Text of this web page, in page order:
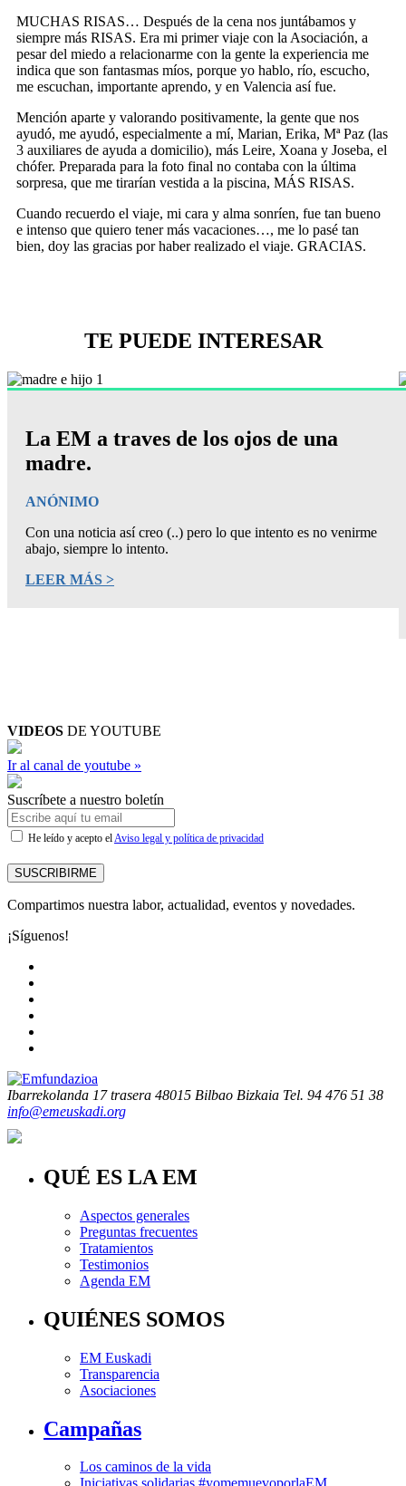
MUCHAS RISAS… Después de la cena nos juntábamos y
siempre más RISAS. Era mi primer viaje con la Asociación, a
pesar del miedo a relacionarme con la gente la experiencia me
indica que son fantasmas míos, porque yo hablo, río, escucho,
me escuchan, importante aprendo, y en Valencia así fue.
Mención aparte y valorando positivamente, la gente que nos
ayudó, me ayudó, especialmente a mí, Marian, Erika, Mª Paz (las
3 auxiliares de ayuda a domicilio), más Leire, Xoana y Joseba, el
chófer. Preparada para la foto final no contaba con la última
sorpresa, que me tirarían vestida a la piscina, MÁS RISAS.
Cuando recuerdo el viaje, mi cara y alma sonríen, fue tan bueno
e intenso que quiero tener más vacaciones…, me lo pasé tan
bien, doy las gracias por haber realizado el viaje. GRACIAS.
TE PUEDE INTERESAR
La EM a traves de los ojos de una
madre.
ANÓNIMO
Con una noticia así creo (..) pero lo que intento es no venirme
abajo, siempre lo intento.
LEER MÁS >
VIDEOS DE YOUTUBE
Ir al canal de youtube »
Suscríbete a nuestro boletín
He leído y acepto elAviso legal y política de privacidad
SUSCRIBIRME
Compartimos nuestra labor, actualidad, eventos y novedades.
¡Síguenos!
Ibarrekolanda 17 trasera 48015 Bilbao Bizkaia Tel. 94 476 51 38
info@emeuskadi.org
QUÉ ES LA EM
Aspectos generales
Preguntas frecuentes
Tratamientos
Testimonios
Agenda EM
QUIÉNES SOMOS
EM Euskadi
Transparencia
Asociaciones
Campañas
Los caminos de la vida